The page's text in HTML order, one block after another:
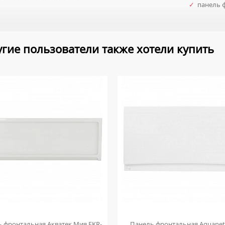
✓ панель
пользователи также хотели купить